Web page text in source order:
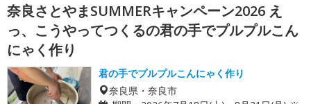
奈良さとやまSUMMERキャンペーン2026 え
っ、こうやってつくるの君の手でプルプルこん
にゃく作り
君の手でプルプルこんにゃく作り
奈良県・奈良市